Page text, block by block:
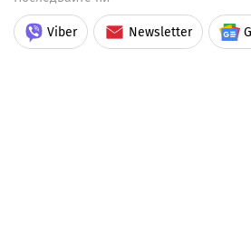
Viber Newsletter